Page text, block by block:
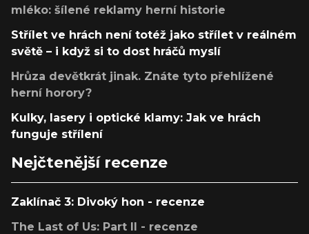
mléko: šílené reklamy herní historie
Střílet ve hrách není totéž jako střílet v reálném
světě – i když si to dost hráčů myslí
Hrůza devětkrát jinak. Znáte tyto přehlížené
herní horory?
Kulky, lasery i optické klamy: Jak ve hrách
funguje střílení
Nejčtenější recenze
Zaklínač 3: Divoký hon - recenze
The Last of Us: Part II - recenze